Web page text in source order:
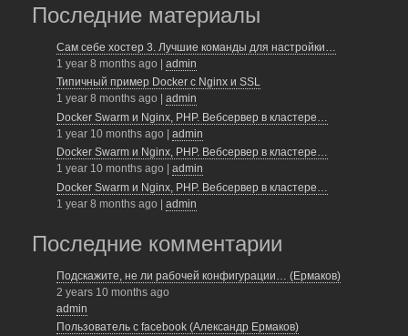
e
e
b
o
o
k
er
Последние материалы
Сам себе хостер 3. Лучшие команды для настройки…
1 year 8 months ago
admin
Типичный пример Docker с Nginx и SSL
1 year 8 months ago
admin
Docker Swarm и Nginx, PHP. Вебсервер в кластере…
1 year 10 months ago | admin
Docker Swarm и Nginx, PHP. Вебсервер в кластере…
1 year 10 months ago
admin
Docker Swarm и Nginx, PHP. Вебсервер в кластере…
1 year 8 months ago | admin
Последние комментарии
Подскажите, не ли рабочей конфигурации… (Ермаков)
2 years 10 months ago
admin
Пользователь с facebook (Александр Ермаков)